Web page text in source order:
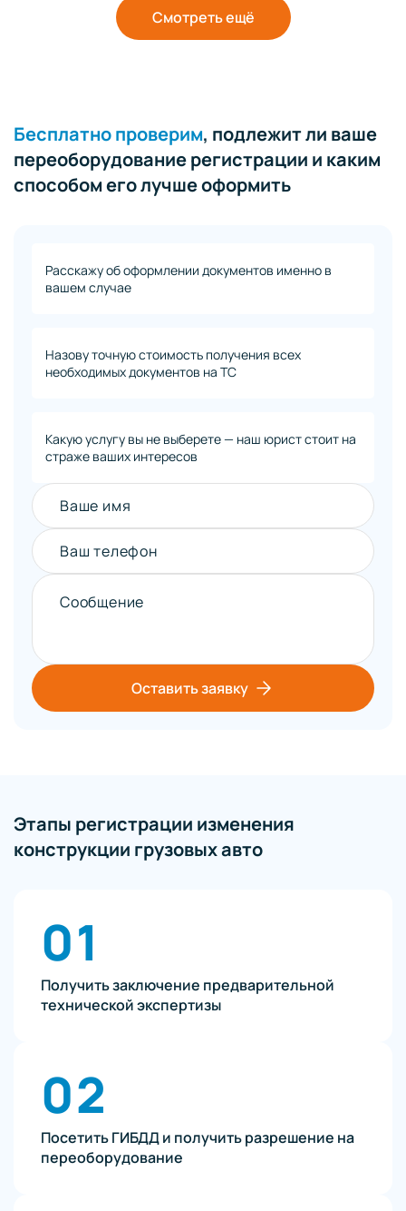
Смотреть ещё
Бесплатно проверим, подлежит ли ваше
переоборудование регистрации и каким
способом его лучше оформить
Расскажу об оформлении документов именно в
вашем случае
Назову точную стоимость получения всех
необходимых документов на ТС
Какую услугу вы не выберете — наш юрист стоит на
страже ваших интересов
Ваше имя
Ваш телефон
Сообщение
Оставить заявку
Этапы регистрации изменения
конструкции грузовых авто
01
Получить заключение предварительной
технической экспертизы
02
Посетить ГИБДД и получить разрешение на
переоборудование